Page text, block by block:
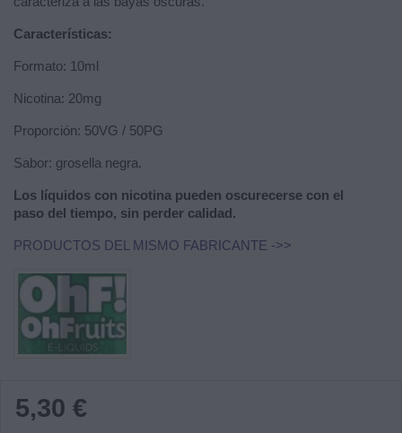
Características:
Formato: 10ml
Nicotina: 20mg
Proporción: 50VG / 50PG
Sabor: grosella negra.
Los líquidos con nicotina pueden oscurecerse con el
paso del tiempo, sin perder calidad.
PRODUCTOS DEL MISMO FABRICANTE ->>
5,30 €